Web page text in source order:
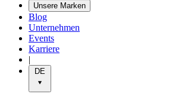
Unsere Marken
Blog
Unternehmen
Events
Karriere
|
DE